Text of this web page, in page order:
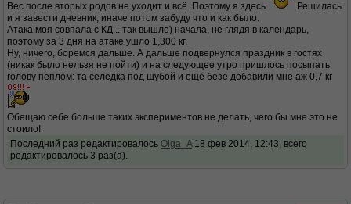
Вес после вторых родов не уходит и всё. Поэтому я здесь
Решилась
и я завести дневник, иначе потом забуду что и как было.
Атака моя совпала с КД... так вышло) начала, не глядя в календарь,
поэтому за 3 дня на атаке ушло 1,300 кг.
Ну, ничего, боремся дальше. А дальше подвернулся праздник в гостях
(никак было нельзя не пойти) и на следующее утро пришлось посыпать
голову пеплом: та селёдка под шубой и ещё безе добавили мне аж 0,7 кг
Обещаю себе больше таких экспериментов не делать, чего бы мне это не
стоило!
Последний раз редактировалось Olga_A18 фев 2014, 12:43, всего
редактировалось 3 раз(а).